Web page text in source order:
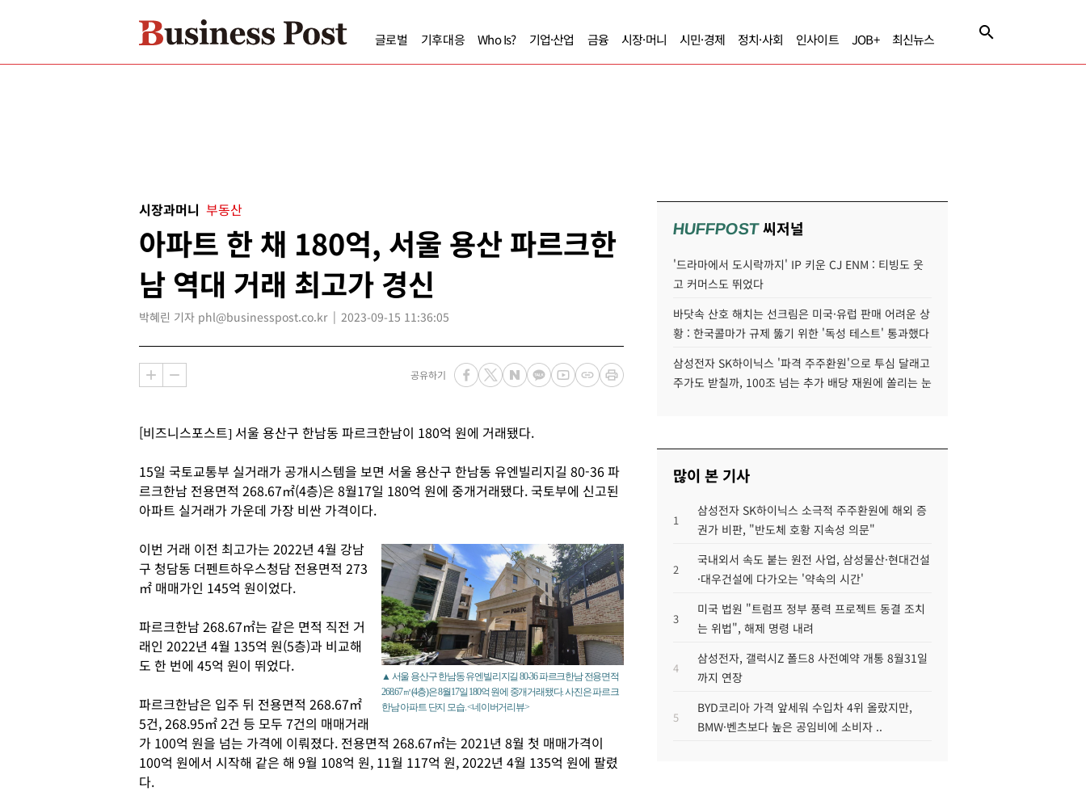
글로벌 기후대응 Who Is? 기업·산업 금융 시장·머니 시민·경제 정치·사회 인사이트 JOB+ 최신뉴스
시장과머니 부동산
아파트 한 채 180억, 서울 용산 파르크한
남 역대 거래 최고가 경신
박혜린 기자 phl@businesspost.co.kr 2023-09-15 11:36:05
공유하기
[비즈니스포스트] 서울 용산구 한남동 파르크한남이 180억 원에 거래됐다.
15일 국토교통부 실거래가 공개시스템을 보면 서울 용산구 한남동 유엔빌리지길 80-36 파
르크한남 전용면적 268.67㎡(4층)은 8월17일 180억 원에 중개거래됐다. 국토부에 신고된
아파트 실거래가 가운데 가장 비싼 가격이다.
▲ 서울 용산구 한남동 유엔빌리지길 80-36 파르크한남 전용면적
268.67㎡(4층)은 8월17일 180억 원에 중개거래됐다. 사진은 파르크
한남 아파트 단지 모습. <네이버거리뷰>
이번 거래 이전 최고가는 2022년 4월 강남
구 청담동 더펜트하우스청담 전용면적 273
㎡ 매매가인 145억 원이었다.
파르크한남 268.67㎡는 같은 면적 직전 거
래인 2022년 4월 135억 원(5층)과 비교해
도 한 번에 45억 원이 뛰었다.
파르크한남은 입주 뒤 전용면적 268.67㎡
5건, 268.95㎡ 2건 등 모두 7건의 매매거래
가 100억 원을 넘는 가격에 이뤄졌다. 전용면적 268.67㎡는 2021년 8월 첫 매매가격이
100억 원에서 시작해 같은 해 9월 108억 원, 11월 117억 원, 2022년 4월 135억 원에 팔렸
다.
HUFFPOST씨저널
'드라마에서 도시락까지' IP 키운 CJ ENM : 티빙도 웃
고 커머스도 뛰었다
바닷속 산호 해치는 선크림은 미국·유럽 판매 어려운 상
황 : 한국콜마가 규제 뚫기 위한 '독성 테스트' 통과했다
삼성전자 SK하이닉스 '파격 주주환원'으로 투심 달래고
주가도 받칠까, 100조 넘는 추가 배당 재원에 쏠리는 눈
많이 본 기사
1
삼성전자 SK하이닉스 소극적 주주환원에 해외 증
권가 비판, "반도체 호황 지속성 의문"
2
국내외서 속도 붙는 원전 사업, 삼성물산·현대건설
·대우건설에 다가오는 '약속의 시간'
3
미국 법원 "트럼프 정부 풍력 프로젝트 동결 조치
는 위법", 해제 명령 내려
4
삼성전자, 갤럭시Z 폴드8 사전예약 개통 8월31일
까지 연장
5
BYD코리아 가격 앞세워 수입차 4위 올랐지만,
BMW·벤츠보다 높은 공임비에 소비자 ..